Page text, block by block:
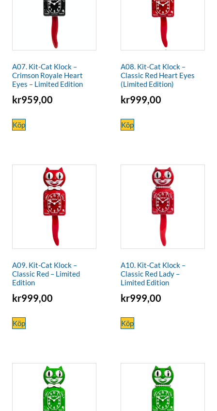
A07. Kit-Cat Klock –
Crimson Royale Heart
Eyes – Limited Edition
kr959,00
Köp
A08. Kit-Cat Klock –
Classic Red Heart Eyes
(Limited Edition)
kr999,00
Köp
A09. Kit-Cat Klock –
Classic Red – Limited
Edition
kr999,00
Köp
A10. Kit-Cat Klock –
Classic Red Lady –
Limited Edition
kr999,00
Köp